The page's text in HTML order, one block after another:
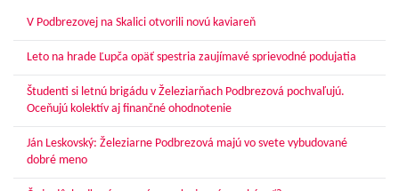
V Podbrezovej na Skalici otvorili novú kaviareň
Leto na hrade Ľupča opäť spestria zaujímavé sprievodné podujatia
Študenti si letnú brigádu v Železiarňach Podbrezová pochvaľujú.
Oceňujú kolektív aj finančné ohodnotenie
Ján Leskovský: Železiarne Podbrezová majú vo svete vybudované
dobré meno